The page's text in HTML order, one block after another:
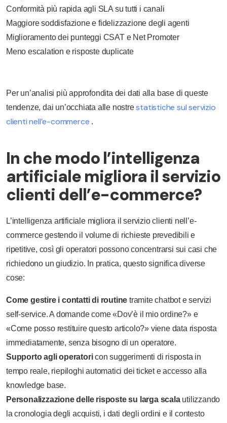
Conformità più rapida agli SLA su tutti i canali
Maggiore soddisfazione e fidelizzazione degli agenti
Miglioramento dei punteggi CSAT e Net Promoter
Meno escalation e risposte duplicate
Per un’analisi più approfondita dei dati alla base di queste
tendenze, dai un’occhiata alle nostrestatistiche sul servizio
clienti nell’e-commerce .
In che modo l’intelligenza
artificiale migliora il servizio
clienti dell’e-commerce?
L’intelligenza artificiale migliora il servizio clienti nell’e-
commerce gestendo il volume di richieste prevedibili e
ripetitive, così gli operatori possono concentrarsi sui casi che
richiedono un giudizio. In pratica, questo significa diverse
cose:
Come gestire i contatti di routine tramite chatbot e servizi
self-service. A domande come «Dov’è il mio ordine?» e
«Come posso restituire questo articolo?» viene data risposta
immediatamente, senza bisogno di un operatore.
Supporto agli operatoricon suggerimenti di risposta in
tempo reale, riepiloghi automatici dei ticket e accesso alla
knowledge base.
Personalizzazione delle risposte su larga scalautilizzando
la cronologia degli acquisti, i dati degli ordini e il contesto